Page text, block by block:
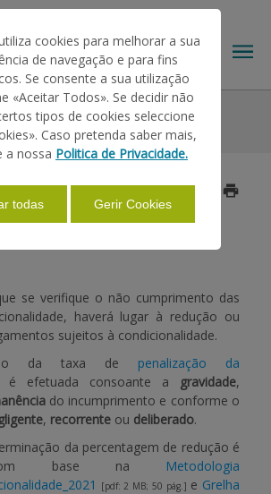
ver o menu
Condições Gerais
Condicionalidade
Cálculo da Taxa
TAXA
Atualizado a 2022/03/17
se verifique o não cumprimento das
haverá lugar à redução ou
sujeitos à condicionalidade.
da taxa de penalização da
é efetuada consoante a gravidade,
do incumprimento e conforme o
, recorrente ou deliberado.
da percentagem de redução é
com base na
Metodologia
[pdf: 2 MB; 50 pág.] e Grelha
cookies para melhorar a sua
de navegação e para fins
Se consente a sua utilização
«Aceitar Todos». Se decidir não
tipos de cookies seleccione
Caso pretenda saber mais,
a nossa Politica de Privacidade.
todas Gerir Cookies